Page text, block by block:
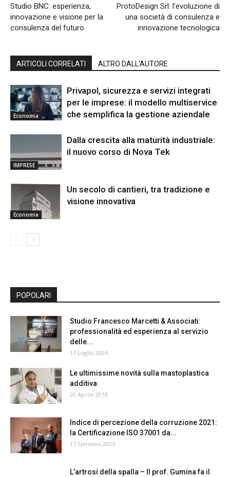
Studio BNC: esperienza,
innovazione e visione per la
consulenza del futuro
ProtoDesign Srl: l’evoluzione di
una società di consulenza e
innovazione tecnologica
ARTICOLI CORRELATI ALTRO DALL'AUTORE
Economia
Privapol, sicurezza e servizi integrati
per le imprese: il modello multiservice
che semplifica la gestione aziendale
IMPRESE
Dalla crescita alla maturità industriale:
il nuovo corso di Nova Tek
Economia
Un secolo di cantieri, tra tradizione e
visione innovativa
POPOLARI
Studio Francesco Marcetti & Associati:
professionalità ed esperienza al servizio
delle...
17 Luglio 2024
Le ultimissime novità sulla mastoplastica
additiva
20 Aprile 2018
Indice di percezione della corruzione 2021:
la Certificazione ISO 37001 da...
17 Gennaio 2023
L’artrosi della spalla – Il prof. Gumina fa il